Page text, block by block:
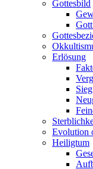
Gottesbild
Erlösung
Evolution
Heiligtum